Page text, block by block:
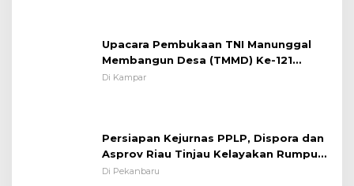
Upacara Pembukaan TNI Manunggal
Membangun Desa (TMMD) Ke-121
Kodim 0313/KPR Tahun 2024) ?
Di Kampar
Persiapan Kejurnas PPLP, Dispora dan
Asprov Riau Tinjau Kelayakan Rumput
Lapangan Sepakbola
Di Pekanbaru